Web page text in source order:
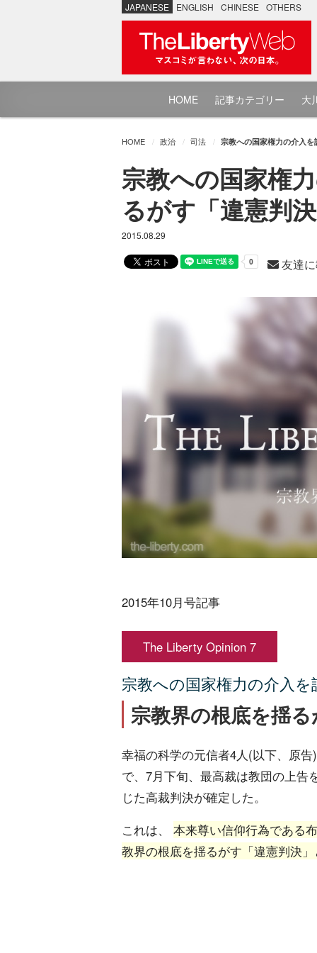
JAPANESE ENGLISH CHINESE OTHERS
HOME 記事カテゴリー 大
HOME 政治 司法 宗教への国家権力の介入
宗教への国家権
るがす「違憲判
2015.08.29
友達
2015年10月号記事
The Liberty Opinion 7
宗教への国家権力の介入
宗教界の根底を揺
幸福の科学の元信者4人(以下、原
で、7月下旬、最高裁は教団の上告
じた高裁判決が確定した。
これは、 本来尊い信仰行為である
教界の根底を揺るがす「違憲判決